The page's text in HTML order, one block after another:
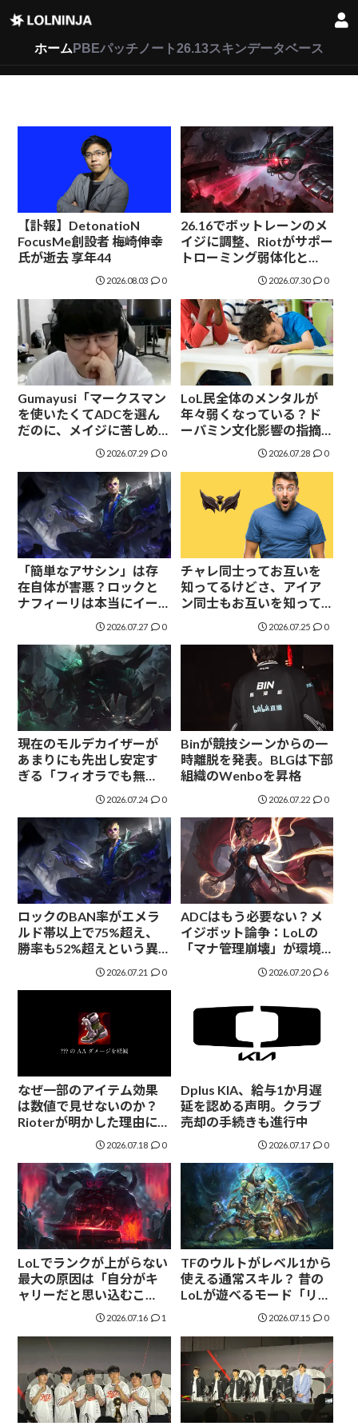
ホーム PBEパッチノート26.13スキンデータベース
【訃報】DetonatioN
FocusMe創設者 梅崎伸幸
氏が逝去 享年44
2026.08.03 0
26.16でボットレーンのメ
イジに調整、Riotがサポー
トローミング弱体化と
ADC強化を予告 2026.07.30 0
Gumayusi「マークスマン
を使いたくてADCを選ん
だのに、メイジに苦しめ
られている」メイジボッ
2026.07.29 0
LoL民全体のメンタルが
年々弱くなっている？ド
ーパミン文化影響の指摘
2026.07.28 0
「簡単なアサシン」は存
在自体が害悪？ロックと
ナフィーリは本当にイー
2026.07.27 0
チャレ同士ってお互いを
知ってるけどさ、アイア
ン同士もお互いを知って
2026.07.25 0
現在のモルデカイザーが
あまりにも先出し安定す
ぎる「フィオラでも無
2026.07.24 0
Binが競技シーンからの一
時離脱を発表。BLGは下部
組織のWenboを昇格
2026.07.22 0
ロックのBAN率がエメラ
ルド帯以上で75%超え、
勝率も52%超えという異
2026.07.21 0
ADCはもう必要ない？メ
イジボット論争：LoLの
「マナ管理崩壊」が環境
2026.07.20 6
なぜ一部のアイテム効果
は数値で見せないのか？
Rioterが明かした理由に海
外コミュがざわつく2026.07.18 0
Dplus KIA、給与1か月遅
延を認める声明。クラブ
売却の手続きも進行中
2026.07.17 0
LoLでランクが上がらない
最大の原因は「自分がキ
ャリーだと思い込むこ
と」海外プレイヤーの主
2026.07.16 1
TFのウルトがレベル1から
使える通常スキル？ 昔の
LoLが遊べるモード「リー
グクラシック」が7月30日
2026.07.15 0